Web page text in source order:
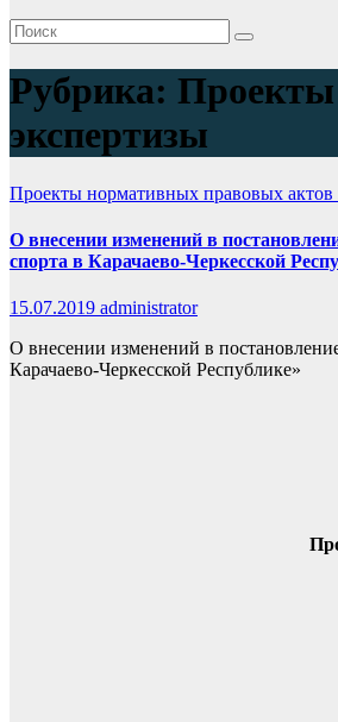
Рубрика: Проекты
экспертизы
Проекты нормативных правовых актов
О внесении изменений в
спорта в Карачаево-Черкесской
15.07.2019 administrator
О внесении изменений в
Карачаево-Черкесской Республике»